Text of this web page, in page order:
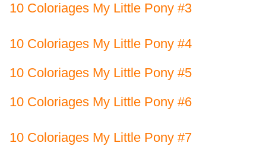
10 Coloriages My Little Pony #3
10 Coloriages My Little Pony #4
10 Coloriages My Little Pony #5
10 Coloriages My Little Pony #6
10 Coloriages My Little Pony #7